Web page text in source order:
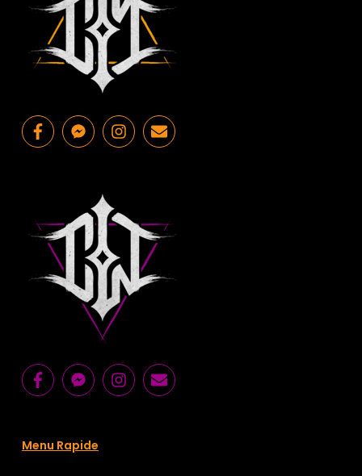
Menu Rapide